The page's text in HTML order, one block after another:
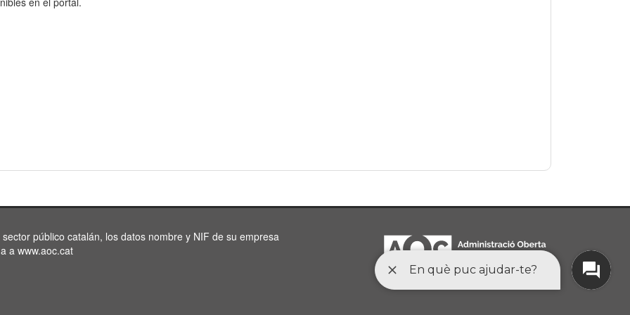
público catalán, los datos nombre y NIF de su empresa
a www.aoc.cat